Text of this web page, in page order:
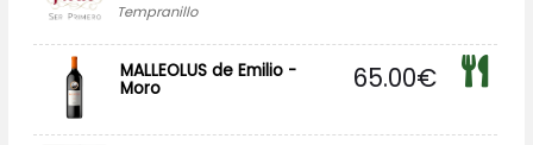
Tempranillo
MALLEOLUS de Emilio -
Moro 65.00€